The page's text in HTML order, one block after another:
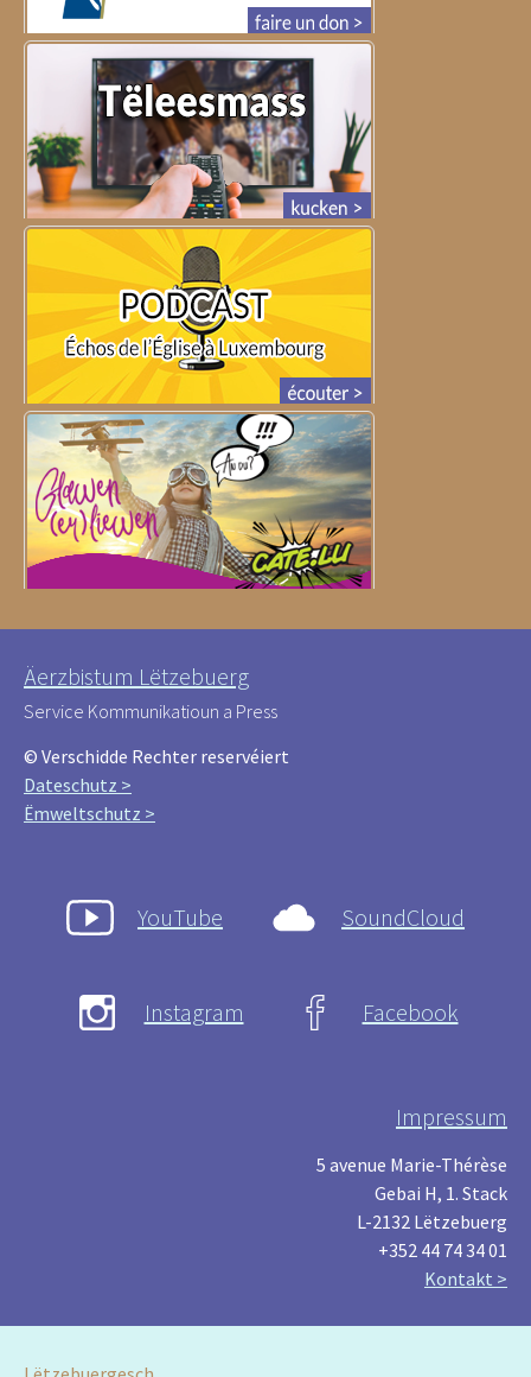
Äerzbistum Lëtzebuerg
Service Kommunikatioun a Press
© Verschidde Rechter reservéiert
Dateschutz >
Ëmweltschutz >
YouTube SoundCloud
Instagram Facebook
Impressum
5 avenue Marie-Thérèse
Gebai H, 1. Stack
L-2132 Lëtzebuerg
+352 44 74 34 01
Kontakt >